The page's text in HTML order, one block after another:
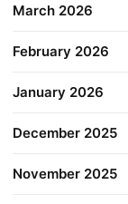
March 2026
February 2026
January 2026
December 2025
November 2025